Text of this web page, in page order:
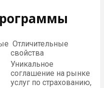
Отличительные
свойства
Уникальное
соглашение на рынке
услуг по страхованию,